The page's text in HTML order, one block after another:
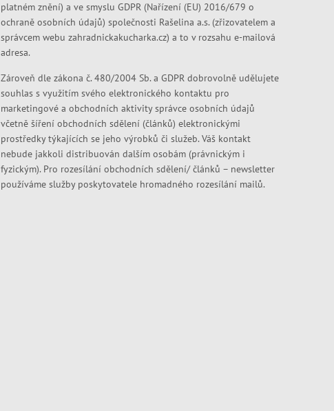
platném znění) a ve smyslu GDPR (Nařízení (EU) 2016/679 o
ochraně osobních údajů) společnosti Rašelina a.s. (zřizovatelem a
správcem webu zahradnickakucharka.cz) a to v rozsahu e-mailová
adresa.
Zároveň dle zákona č. 480/2004 Sb. a GDPR dobrovolně udělujete
souhlas s využitím svého elektronického kontaktu pro
marketingové a obchodních aktivity správce osobních údajů
včetně šíření obchodních sdělení (článků) elektronickými
prostředky týkajících se jeho výrobků či služeb. Váš kontakt
nebude jakkoli distribuován dalším osobám (právnickým i
fyzickým). Pro rozesílání obchodních sdělení/ článků – newsletter
používáme služby poskytovatele hromadného rozesílání mailů.